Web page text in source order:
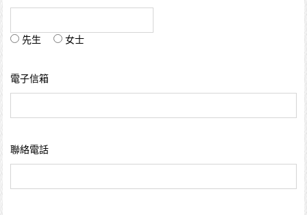
先生 女士
電子信箱
聯絡電話